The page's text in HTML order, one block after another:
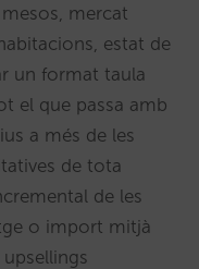
mercat
estat de
un format taula
el que passa amb
a més de les
de tota
de les
o import mitjà